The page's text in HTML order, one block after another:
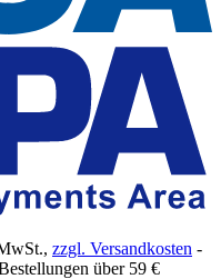
zzgl. Versandkosten -
über 59 €